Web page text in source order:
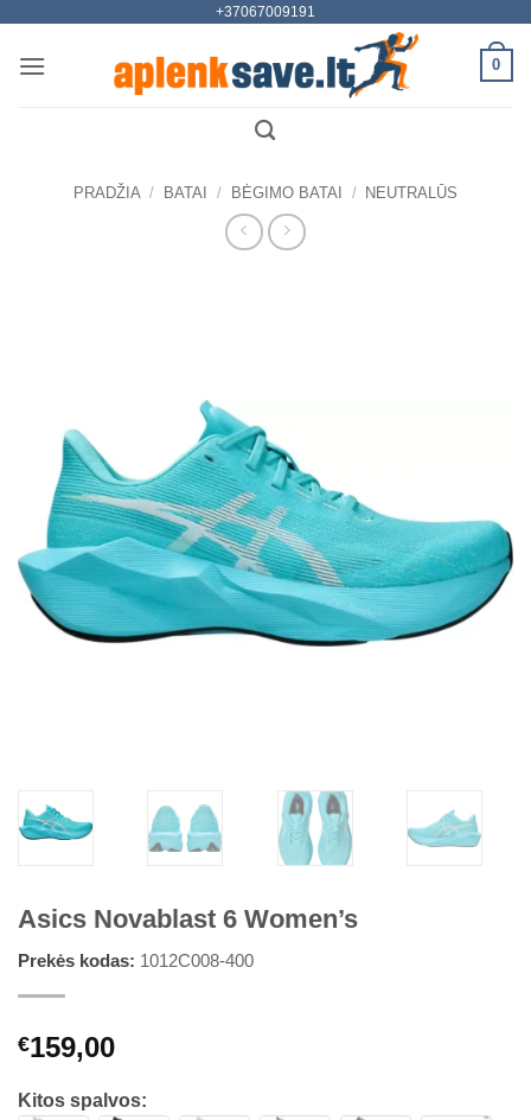
content
+37067009191
0
PRADŽIA / BATAI / BĖGIMO BATAI / NEUTRALŪS
Asics Novablast 6 Women’s
Prekės kodas: 1012C008-400
€159,00
Kitos spalvos: